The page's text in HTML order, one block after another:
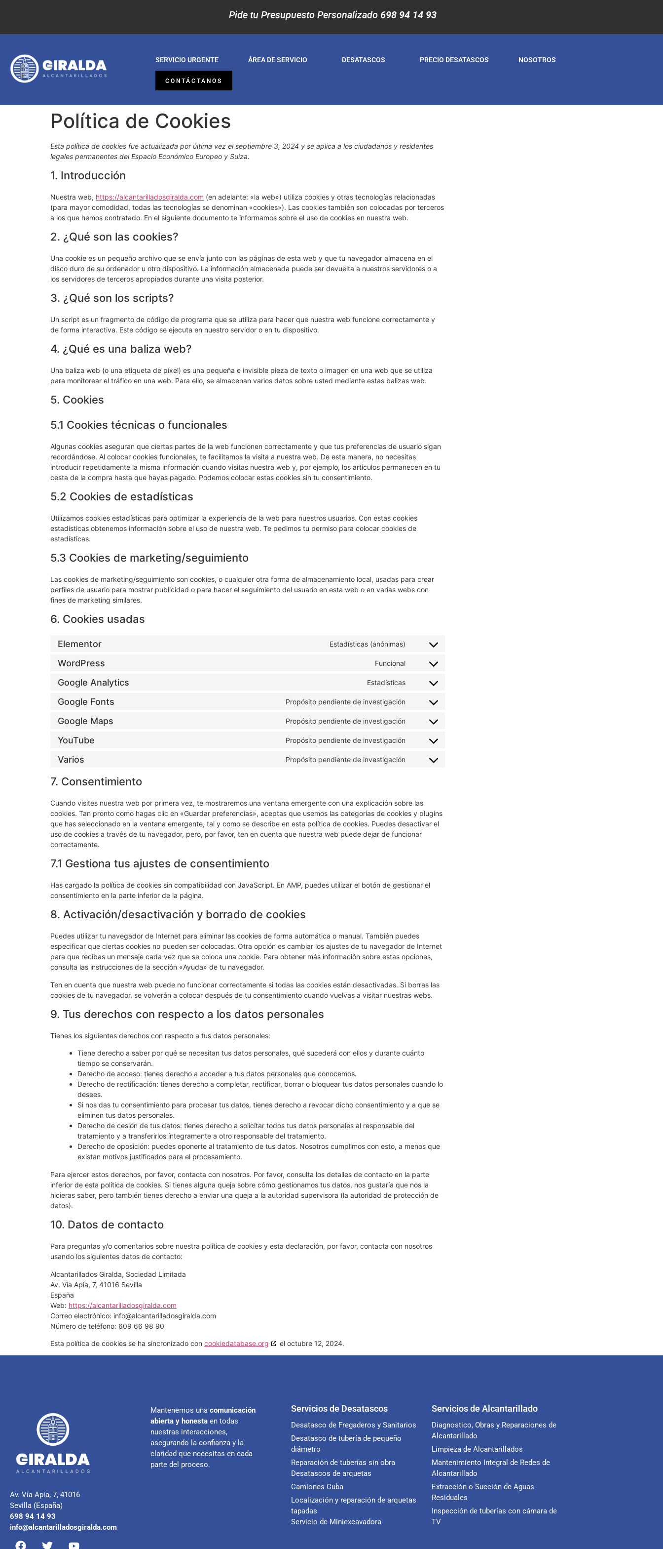
Pide tu Presupuesto Personalizado 698 94 14 93
SERVICIO URGENTE ÁREA DE SERVICIO DESATASCOS PRECIO DESATASCOS NOSOTROS
CONTÁCTANOS
Política de Cookies
Esta política de cookies fue actualizada por última vez el septiembre 3, 2024 y se aplica a los ciudadanos y residentes
legales permanentes del Espacio Económico Europeo y Suiza.
1. Introducción
Nuestra web, https://alcantarilladosgiralda.com (en adelante: «la web») utiliza cookies y otras tecnologías relacionadas
(para mayor comodidad, todas las tecnologías se denominan «cookies»). Las cookies también son colocadas por terceros
a los que hemos contratado. En el siguiente documento te informamos sobre el uso de cookies en nuestra web.
2. ¿Qué son las cookies?
Una cookie es un pequeño archivo que se envía junto con las páginas de esta web y que tu navegador almacena en el
disco duro de su ordenador u otro dispositivo. La información almacenada puede ser devuelta a nuestros servidores o a
los servidores de terceros apropiados durante una visita posterior.
3. ¿Qué son los scripts?
Un script es un fragmento de código de programa que se utiliza para hacer que nuestra web funcione correctamente y
de forma interactiva. Este código se ejecuta en nuestro servidor o en tu dispositivo.
4. ¿Qué es una baliza web?
Una baliza web (o una etiqueta de píxel) es una pequeña e invisible pieza de texto o imagen en una web que se utiliza
para monitorear el tráfico en una web. Para ello, se almacenan varios datos sobre usted mediante estas balizas web.
5. Cookies
5.1 Cookies técnicas o funcionales
Algunas cookies aseguran que ciertas partes de la web funcionen correctamente y que tus preferencias de usuario sigan
recordándose. Al colocar cookies funcionales, te facilitamos la visita a nuestra web. De esta manera, no necesitas
introducir repetidamente la misma información cuando visitas nuestra web y, por ejemplo, los artículos permanecen en tu
cesta de la compra hasta que hayas pagado. Podemos colocar estas cookies sin tu consentimiento.
5.2 Cookies de estadísticas
Utilizamos cookies estadísticas para optimizar la experiencia de la web para nuestros usuarios. Con estas cookies
estadísticas obtenemos información sobre el uso de nuestra web. Te pedimos tu permiso para colocar cookies de
estadísticas.
5.3 Cookies de marketing/seguimiento
Las cookies de marketing/seguimiento son cookies, o cualquier otra forma de almacenamiento local, usadas para crear
perfiles de usuario para mostrar publicidad o para hacer el seguimiento del usuario en esta web o en varias webs con
fines de marketing similares.
6. Cookies usadas
Elementor Estadísticas (anónimas)
WordPress Funcional
Google Analytics Estadísticas
Google Fonts Propósito pendiente de investigación
Google Maps Propósito pendiente de investigación
YouTube Propósito pendiente de investigación
Varios Propósito pendiente de investigación
7. Consentimiento
Cuando visites nuestra web por primera vez, te mostraremos una ventana emergente con una explicación sobre las
cookies. Tan pronto como hagas clic en «Guardar preferencias», aceptas que usemos las categorías de cookies y plugins
que has seleccionado en la ventana emergente, tal y como se describe en esta política de cookies. Puedes desactivar el
uso de cookies a través de tu navegador, pero, por favor, ten en cuenta que nuestra web puede dejar de funcionar
correctamente.
7.1 Gestiona tus ajustes de consentimiento
Has cargado la política de cookies sin compatibilidad con JavaScript. En AMP, puedes utilizar el botón de gestionar el
consentimiento en la parte inferior de la página.
8. Activación/desactivación y borrado de cookies
Puedes utilizar tu navegador de Internet para eliminar las cookies de forma automática o manual. También puedes
especificar que ciertas cookies no pueden ser colocadas. Otra opción es cambiar los ajustes de tu navegador de Internet
para que recibas un mensaje cada vez que se coloca una cookie. Para obtener más información sobre estas opciones,
consulta las instrucciones de la sección «Ayuda» de tu navegador.
Ten en cuenta que nuestra web puede no funcionar correctamente si todas las cookies están desactivadas. Si borras las
cookies de tu navegador, se volverán a colocar después de tu consentimiento cuando vuelvas a visitar nuestras webs.
9. Tus derechos con respecto a los datos personales
Tienes los siguientes derechos con respecto a tus datos personales:
Tiene derecho a saber por qué se necesitan tus datos personales, qué sucederá con ellos y durante cuánto
tiempo se conservarán.
Derecho de acceso: tienes derecho a acceder a tus datos personales que conocemos.
Derecho de rectificación: tienes derecho a completar, rectificar, borrar o bloquear tus datos personales cuando lo
desees.
Si nos das tu consentimiento para procesar tus datos, tienes derecho a revocar dicho consentimiento y a que se
eliminen tus datos personales.
Derecho de cesión de tus datos: tienes derecho a solicitar todos tus datos personales al responsable del
tratamiento y a transferirlos íntegramente a otro responsable del tratamiento.
Derecho de oposición: puedes oponerte al tratamiento de tus datos. Nosotros cumplimos con esto, a menos que
existan motivos justificados para el procesamiento.
Para ejercer estos derechos, por favor, contacta con nosotros. Por favor, consulta los detalles de contacto en la parte
inferior de esta política de cookies. Si tienes alguna queja sobre cómo gestionamos tus datos, nos gustaría que nos la
hicieras saber, pero también tienes derecho a enviar una queja a la autoridad supervisora (la autoridad de protección de
datos).
10. Datos de contacto
Para preguntas y/o comentarios sobre nuestra política de cookies y esta declaración, por favor, contacta con nosotros
usando los siguientes datos de contacto:
Alcantarillados Giralda, Sociedad Limitada
Av. Vía Apia, 7, 41016 Sevilla
España
Web: https://alcantarilladosgiralda.com
Correo electrónico: info@alcantarilladosgiralda.com
Número de teléfono: 609 66 98 90
Esta política de cookies se ha sincronizado con cookiedatabase.org el octubre 12, 2024.
Av. Vía Apia, 7, 41016
Sevilla (España)
698 94 14 93
info@alcantarilladosgiralda.com
Mantenemos una comunicación
abierta y honesta en todas
nuestras interacciones,
asegurando la confianza y la
claridad que necesitas en cada
parte del proceso.
Servicios de Desatascos
Desatasco de Fregaderos y Sanitarios
Desatasco de tubería de pequeño
diámetro
Reparación de tuberías sin obra
Desatascos de arquetas
Camiones Cuba
Localización y reparación de arquetas
tapadas
Servicio de Miniexcavadora
Servicios de Alcantarillado
Diagnostico, Obras y Reparaciones de
Alcantarillado
Limpieza de Alcantarillados
Mantenimiento Integral de Redes de
Alcantarillado
Extracción o Succión de Aguas
Residuales
Inspección de tuberías con cámara de
TV